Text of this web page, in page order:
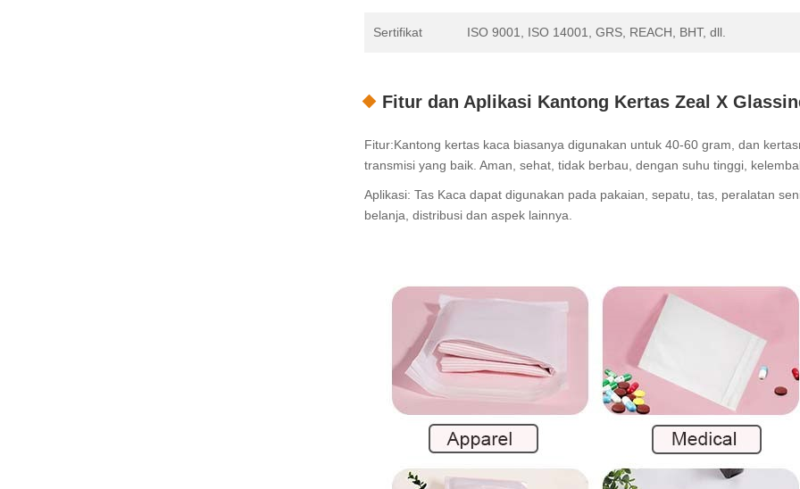
Sertifikat ISO 9001, ISO 14001, GRS, REACH, BHT, dll.
Fitur dan Aplikasi Kantong Kertas Zeal X
Fitur:Kantong kertas kaca biasanya digunakan untuk 40-60 gram, dan
transmisi yang baik. Aman, sehat, tidak berbau, dengan suhu tinggi,
Aplikasi: Tas Kaca dapat digunakan pada pakaian, sepatu, tas, peralatan
belanja, distribusi dan aspek lainnya.